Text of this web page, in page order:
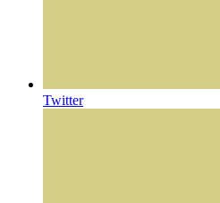
Twitter